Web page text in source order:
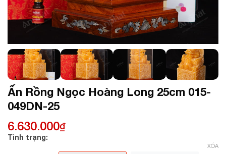
Ấn Rồng Ngọc Hoàng Long 25cm 015-
049DN-25
6.630.000₫
Tình trạng:
XÓA